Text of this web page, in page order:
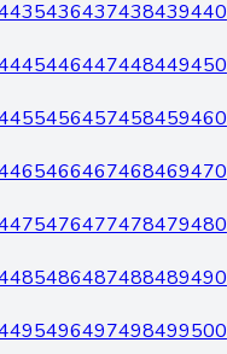
435436437438439440
445446447448449450
455456457458459460
465466467468469470
475476477478479480
485486487488489490
495496497498499500